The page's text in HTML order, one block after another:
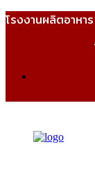
โรงงานผลิตอาหา